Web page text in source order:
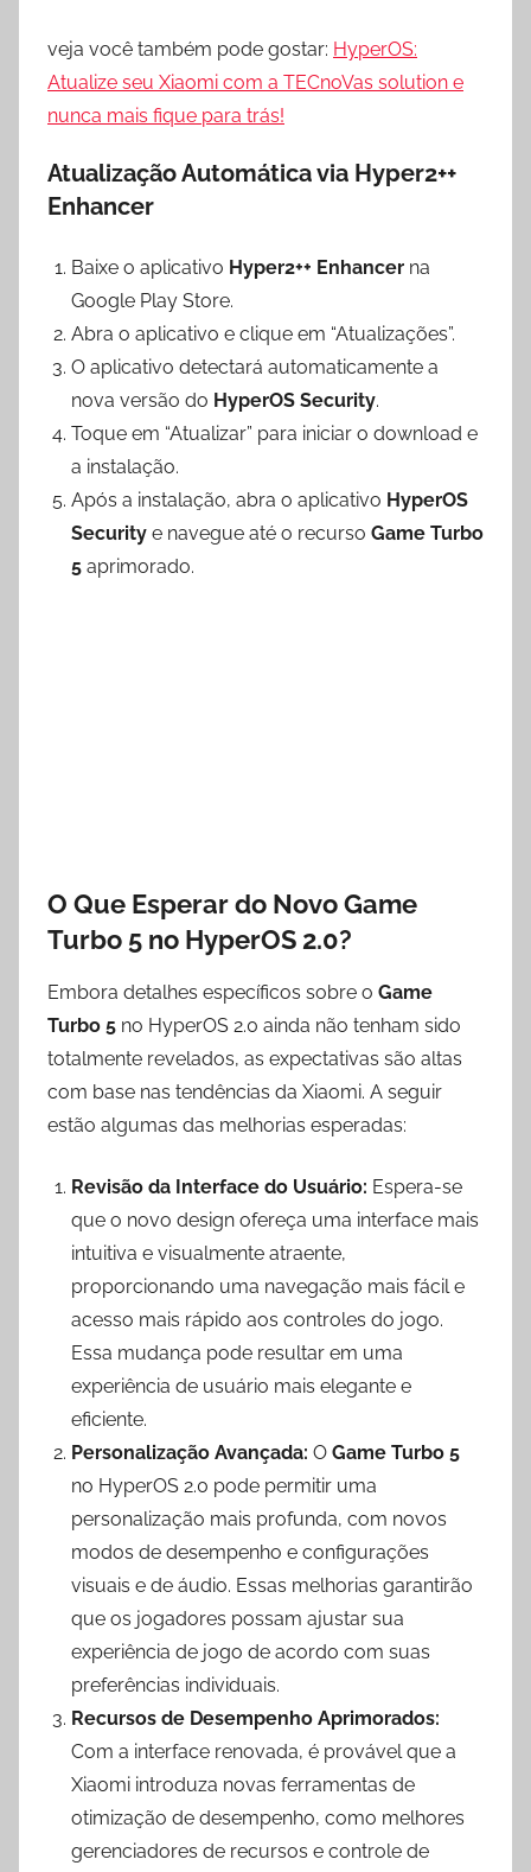
veja você também pode gostar: HyperOS:
Atualize seu Xiaomi com a TECnoVas solution e
nunca mais fique para trás!
Atualização Automática via Hyper2++
Enhancer
Baixe o aplicativo Hyper2++ Enhancer na
Google Play Store.
Abra o aplicativo e clique em “Atualizações”.
O aplicativo detectará automaticamente a
nova versão do HyperOS Security.
Toque em “Atualizar” para iniciar o download e
a instalação.
Após a instalação, abra o aplicativo HyperOS
Security e navegue até o recurso Game Turbo
5 aprimorado.
O Que Esperar do Novo Game
Turbo 5 no HyperOS 2.0?
Embora detalhes específicos sobre o Game
Turbo 5 no HyperOS 2.0 ainda não tenham sido
totalmente revelados, as expectativas são altas
com base nas tendências da Xiaomi. A seguir
estão algumas das melhorias esperadas:
Revisão da Interface do Usuário: Espera-se
que o novo design ofereça uma interface mais
intuitiva e visualmente atraente,
proporcionando uma navegação mais fácil e
acesso mais rápido aos controles do jogo.
Essa mudança pode resultar em uma
experiência de usuário mais elegante e
eficiente.
Personalização Avançada: O Game Turbo 5
no HyperOS 2.0 pode permitir uma
personalização mais profunda, com novos
modos de desempenho e configurações
visuais e de áudio. Essas melhorias garantirão
que os jogadores possam ajustar sua
experiência de jogo de acordo com suas
preferências individuais.
Recursos de Desempenho Aprimorados:
Com a interface renovada, é provável que a
Xiaomi introduza novas ferramentas de
otimização de desempenho, como melhores
gerenciadores de recursos e controle de